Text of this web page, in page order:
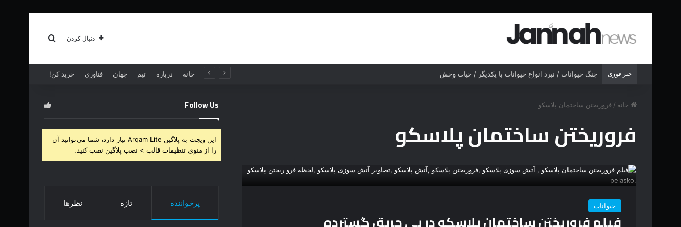
دنبال کردن
خبر فوری جنگ حیوانات / نبرد انواع حیوانات با یکدیگر / حیات وحش خانه درباره تیم جهان فناوری خرید کن!
خانه / فروریختن ساختمان پلاسکو
فروریختن ساختمان پلاسکو
حیوانات
فیلم فروریختن ساختمان پلاسکو در پی حریق گسترده
Follow Us
این ویجت به پلاگین Arqam Lite نیاز دارد، شما می‌توانید آن
را از منوی تنظیمات قالب > نصب پلاگین نصب کنید.
پرخواننده تازه نظرها